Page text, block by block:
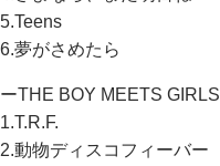
5.Teens
6.夢がさめたら
ーTHE BOY MEETS GIRLS
1.T.R.F.
2.動物ディスコフィーバー